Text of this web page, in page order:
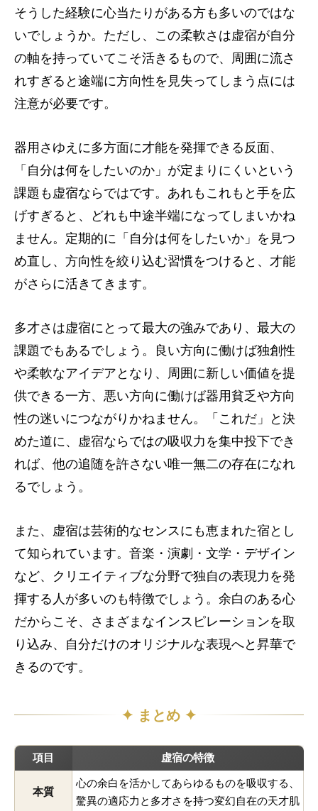
そうした経験に心当たりがある方も多いのではな
いでしょうか。ただし、この柔軟さは虚宿が自分
の軸を持っていてこそ活きるもので、周囲に流さ
れすぎると途端に方向性を見失ってしまう点には
注意が必要です。
器用さゆえに多方面に才能を発揮できる反面、
「自分は何をしたいのか」が定まりにくいという
課題も虚宿ならではです。あれもこれもと手を広
げすぎると、どれも中途半端になってしまいかね
ません。定期的に「自分は何をしたいか」を見つ
め直し、方向性を絞り込む習慣をつけると、才能
がさらに活きてきます。
多才さは虚宿にとって最大の強みであり、最大の
課題でもあるでしょう。良い方向に働けば独創性
や柔軟なアイデアとなり、周囲に新しい価値を提
供できる一方、悪い方向に働けば器用貧乏や方向
性の迷いにつながりかねません。「これだ」と決
めた道に、虚宿ならではの吸収力を集中投下でき
れば、他の追随を許さない唯一無二の存在になれ
るでしょう。
また、虚宿は芸術的なセンスにも恵まれた宿とし
て知られています。音楽・演劇・文学・デザイン
など、クリエイティブな分野で独自の表現力を発
揮する人が多いのも特徴でしょう。余白のある心
だからこそ、さまざまなインスピレーションを取
り込み、自分だけのオリジナルな表現へと昇華で
きるのです。
✦ まとめ ✦
項目 虚宿の特徴
本質
心の余白を活かしてあらゆるものを吸収する、
驚異の適応力と多才さを持つ変幻自在の天才肌